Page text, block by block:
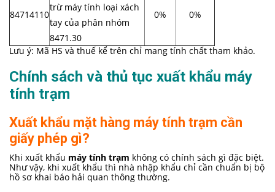
84714110
trừ máy tính loại xách
tay của phân nhóm
8471.30
0% 0%
Lưu ý: Mã HS và thuế kể trên chỉ mang tính chất tham khảo.
Chính sách và thủ tục xuất khẩu máy
tính trạm
Xuất khẩu mặt hàng máy tính trạm cần
giấy phép gì?
Khi xuất khẩu máy tính trạm không có chính sách gì đặc biệt.
Như vậy, khi xuất khẩu thì nhà nhập khẩu chỉ cần chuẩn bị bộ
hồ sơ khai báo hải quan thông thường.